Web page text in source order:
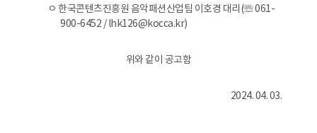
ㅇ 한국콘텐츠진흥원 음악패션산업팀 이호경 대리(☏ 061-
900-6452 / lhk126@kocca.kr)
위와 같이 공고함
2024. 04. 03.